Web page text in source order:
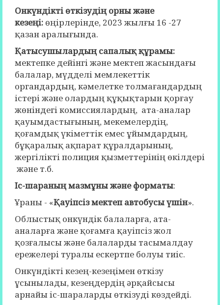
Онкүндікті өткізудің орны және
кезеңі: өңірлерінде, 2023 жылғы 16 -27
қазан аралығында.
Қатысушылардың сапалық құрамы:
мектепке дейінгі және мектеп жасындағы
балалар, мүдделі мемлекеттік
органдардың, кәмелетке толмағандардың
істері және олардың құқықтарын қорғау
жөніндегі комиссиялардың, ата-аналар
қауымдастығының, мекемелердің,
қоғамдық үкіметтік емес ұйымдардың,
бұқаралық ақпарат құралдарының,
жергілікті полиция қызметтерінің өкілдері
және т.б.
Іс-шараныңмазмұны және форматы:
Ұраны - «Қауіпсіз мектеп автобусы үшін».
Облыстық онкүндік балаларға, ата-
аналарға және қоғамға қауіпсіз жол
қозғалысы және балаларды тасымалдау
ережелері туралы ескертпе болуы тиіс.
Онкүндікті кезең-кезеңімен өткізу
ұсынылады, кезеңдердің әрқайсысы
арнайы іс-шараларды өткізуді көздейді.